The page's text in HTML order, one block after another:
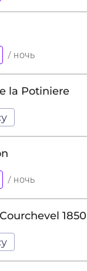
/ ночь
la Potiniere
/ ночь
1850